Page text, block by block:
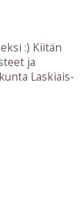
:) Kiitän
ja
Laskiais-